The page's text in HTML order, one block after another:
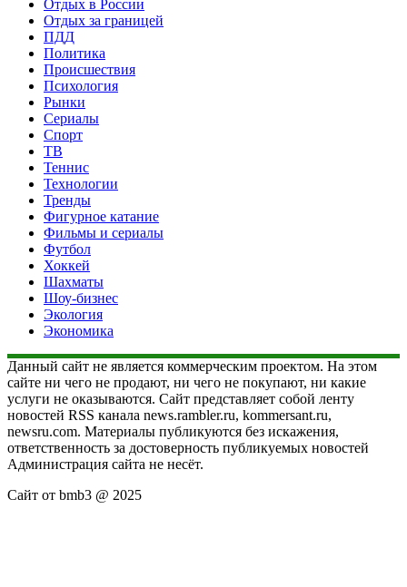
Отдых в России
Отдых за границей
ПДД
Политика
Происшествия
Психология
Рынки
Сериалы
Спорт
ТВ
Теннис
Технологии
Тренды
Фигурное катание
Фильмы и сериалы
Футбол
Хоккей
Шахматы
Шоу-бизнес
Экология
Экономика
Данный сайт не является коммерческим проектом. На этом
сайте ни чего не продают, ни чего не покупают, ни какие
услуги не оказываются. Сайт представляет собой ленту
новостей RSS канала news.rambler.ru, kommersant.ru,
newsru.com. Материалы публикуются без искажения,
ответственность за достоверность публикуемых новостей
Администрация сайта не несёт.
Сайт от bmb3 @ 2025